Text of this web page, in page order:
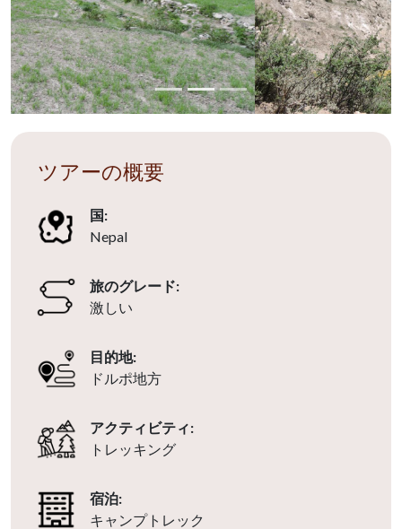
ツアーの概要
国:
Nepal
旅のグレード:
激しい
目的地:
ドルポ地方
アクティビティ:
トレッキング
宿泊:
キャンプトレック